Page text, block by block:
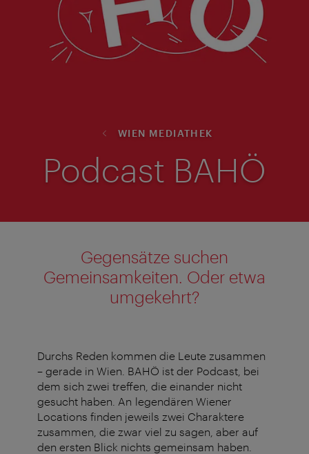
WIEN MEDIATHEK
Podcast BAHÖ
Gegensätze suchen
Gemeinsamkeiten. Oder etwa
umgekehrt?
Durchs Reden kommen die Leute zusammen
– gerade in Wien. BAHÖ ist der Podcast, bei
dem sich zwei treffen, die einander nicht
gesucht haben. An legendären Wiener
Locations finden jeweils zwei Charaktere
zusammen, die zwar viel zu sagen, aber auf
den ersten Blick nichts gemeinsam haben.